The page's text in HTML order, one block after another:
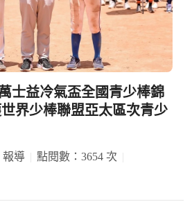
士益冷氣盃全國青少棒錦
界少棒聯盟亞太區次青少
報導 點閱數：3654 次